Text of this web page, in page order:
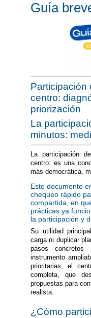
Guía
Participación
centro:
priorización
La
minutos:
La participación
centro: es una
más democrática,
Este documento
chequeo rápido
compartida, en
prácticas ya
la participación y
Su utilidad
carga ni duplicar
pasos
instrumento
prioritarias, el
completa, que
propuestas para
realista.
¿Cómo